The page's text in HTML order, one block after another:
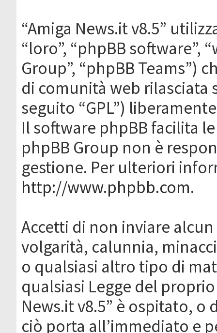
“Amiga News.it v8.5”
“loro”, “phpBB software”,
Group”, “phpBB Teams”)
di comunità web rilasciata
seguito “GPL”)
Il software phpBB facilita
phpBB Group non è
gestione. Per ulteriori
http://www.phpbb.com.
Accetti di non inviare
volgarità, calunnia,
o qualsiasi altro tipo di
qualsiasi Legge del
News.it v8.5” è ospitato, o
ciò porta all’immediato e